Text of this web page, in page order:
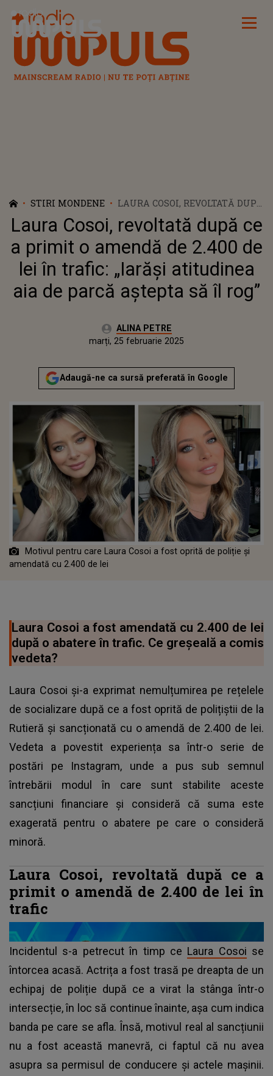
Radio Impuls
STIRI MONDENE
LAURA COSOI, REVOLTATĂ DUPĂ
CE A PRIMIT O AMENDĂ DE
2.400 DE LEI ÎN TRAFIC: „IARĂȘI
ATITUDINEA AIA DE PARCĂ
AȘTEPTA SĂ ÎL ROG”
Laura Cosoi, revoltată după ce
a primit o amendă de 2.400 de
lei în trafic: „Iarăși atitudinea
aia de parcă aștepta să îl rog”
Autor:ALINA PETRE
Publicat:
marți, 25 februarie 2025
Adaugă-ne ca sursă preferată în Google
Motivul pentru care Laura Cosoi a fost oprită de poliție și
amendată cu 2.400 de lei
Laura Cosoi a fost amendată cu 2.400 de lei
după o abatere în trafic. Ce greșeală a comis
vedeta?
Laura Cosoi și-a exprimat nemulțumirea pe rețelele
de socializare după ce a fost oprită de polițiștii de la
Rutieră și sancționată cu o amendă de 2.400 de lei.
Vedeta a povestit experiența sa într-o serie de
postări pe Instagram, unde a pus sub semnul
întrebării modul în care sunt stabilite aceste
sancțiuni financiare și consideră că suma este
exagerată pentru o abatere pe care o consideră
minoră.
Laura Cosoi, revoltată după ce a
primit o amendă de 2.400 de lei în
trafic
Incidentul s-a petrecut în timp ce Laura Cosoi se
întorcea acasă. Actrița a fost trasă pe dreapta de un
echipaj de poliție după ce a virat la stânga într-o
intersecție, în loc să continue înainte, așa cum indica
banda pe care se afla. Însă, motivul real al sancțiunii
nu a fost această manevră, ci faptul că nu avea
asupra sa permisul de conducere și actele mașinii.